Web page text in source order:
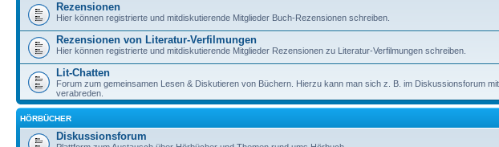
Rezensionen
Hier können registrierte und mitdiskutierende Mitglieder Buch-Rezensionen schreiben.
Rezensionen von Literatur-Verfilmungen
Hier können registrierte und mitdiskutierende Mitglieder Rezensionen zu Literatur-Verfilmungen schreiben.
Lit-Chatten
Forum zum gemeinsamen Lesen & Diskutieren von Büchern. Hierzu kann man sich z. B. im Diskussionsforum
verabreden.
HÖRBÜCHER
Diskussionsforum